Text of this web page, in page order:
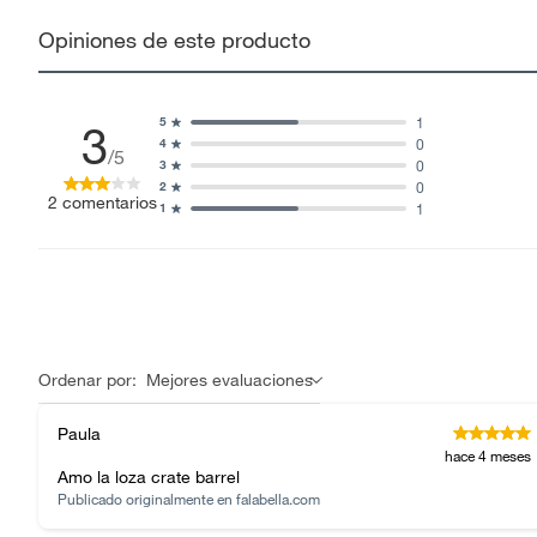
Productos hechos a medida.
Productos que hayan sido previamente instalados.
Baterías de auto.
Motocicletas y bicicletas motorizadas.
Opiniones de este producto
3/5
2 comentarios1 1
2 0
3 0
4 0
5 1
Ordenar por: Mejores evaluaciones
Paula
hace 4 meses
Amo la loza crate barrel
Publicado originalmente en falabella.com